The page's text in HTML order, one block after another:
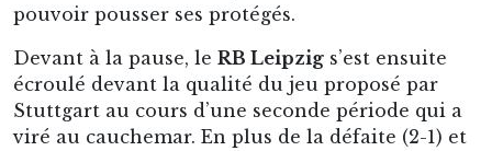
pouvoir pousser ses protégés.
Devant à la pause, le RB Leipzig s’est ensuite
écroulé devant la qualité du jeu proposé par
Stuttgart au cours d’une seconde période qui a
viré au cauchemar. En plus de la défaite (2-1) et